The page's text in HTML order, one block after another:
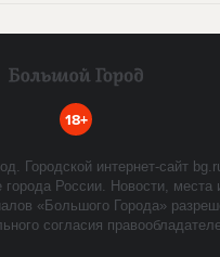
18+
Городской интернет-сайт
города России. Новости, места
«Большого Города»
согласия